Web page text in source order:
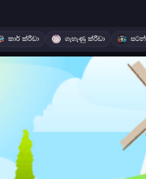
කාර් ක්රීඩා ගැහැණු ක්රීඩා සටන්